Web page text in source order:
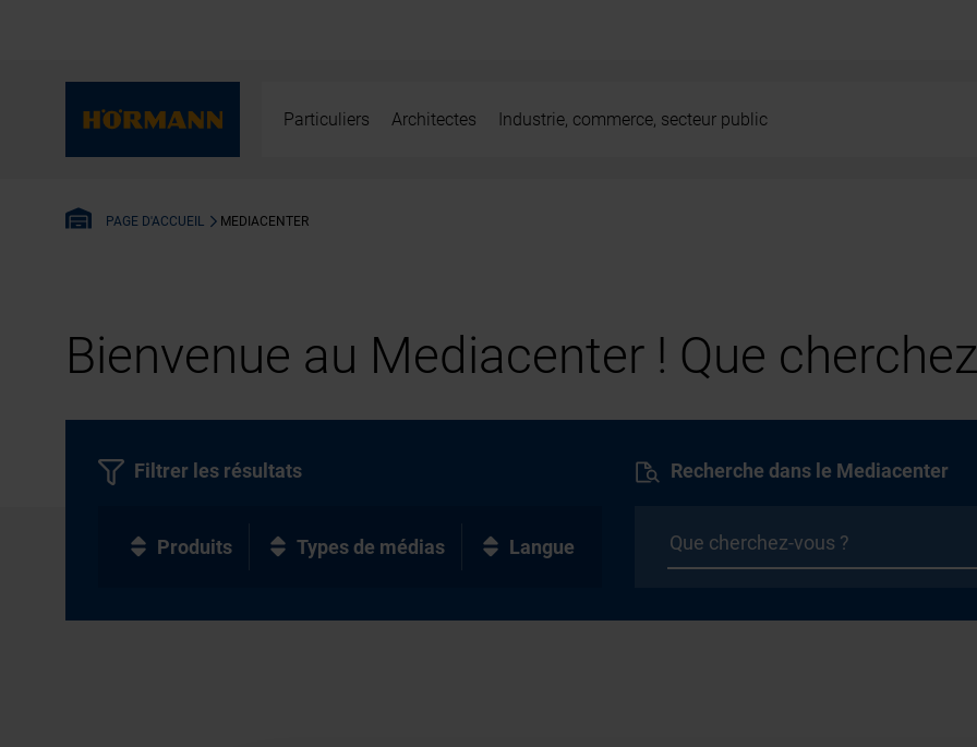
Particuliers Architectes Industrie, commerce, secteur public
PAGE D'ACCUEIL MEDIACENTER
Bienvenue au Mediacenter ! Que
Recherche dans le Mediacenter
Filtrer les résultats
Produits Types de médias Langue